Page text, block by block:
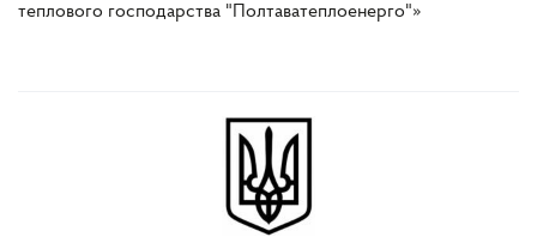
теплового господарства "Полтаватеплоенерго"»